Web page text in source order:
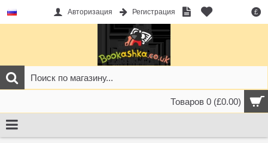
£
Авторизация Регистрация
Товаров 0 (£0.00)